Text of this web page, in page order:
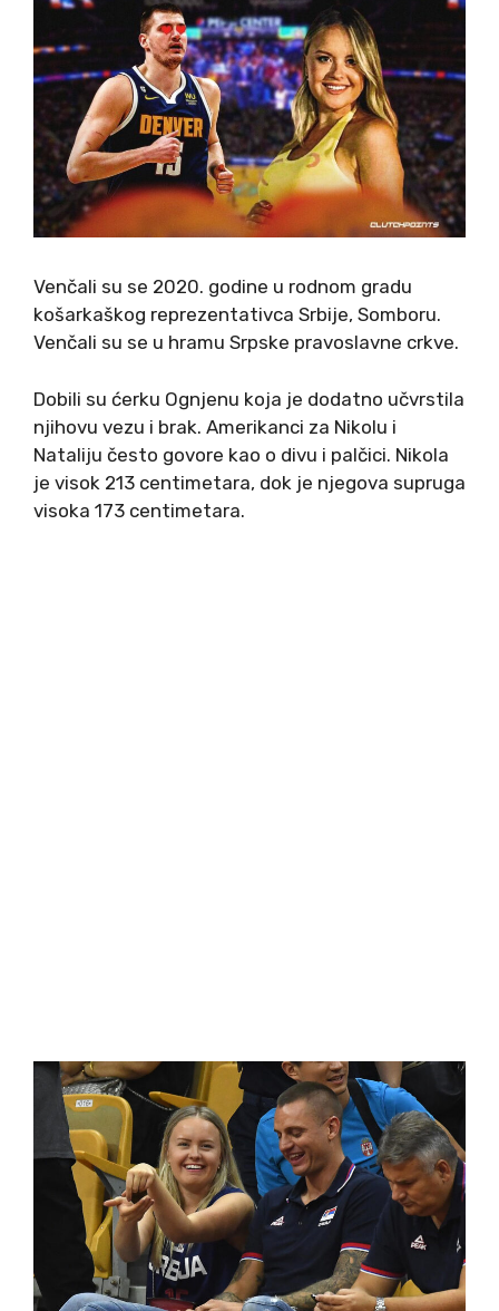
Venčali su se 2020. godine u rodnom gradu
košarkaškog reprezentativca Srbije, Somboru.
Venčali su se u hramu Srpske pravoslavne crkve.
Dobili su ćerku Ognjenu koja je dodatno učvrstila
njihovu vezu i brak. Amerikanci za Nikolu i
Nataliju često govore kao o divu i palčici. Nikola
je visok 213 centimetara, dok je njegova supruga
visoka 173 centimetara.